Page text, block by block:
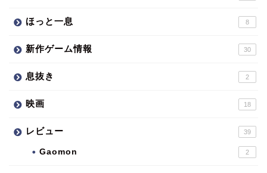
ほっと一息 8
新作ゲーム情報 30
息抜き 2
映画 18
レビュー 39
Gaomon 2